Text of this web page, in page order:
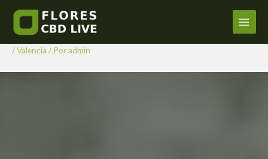
contenido
Main
Comprar Flores CBD en Torres
Torres
/Valencia / Poradmin